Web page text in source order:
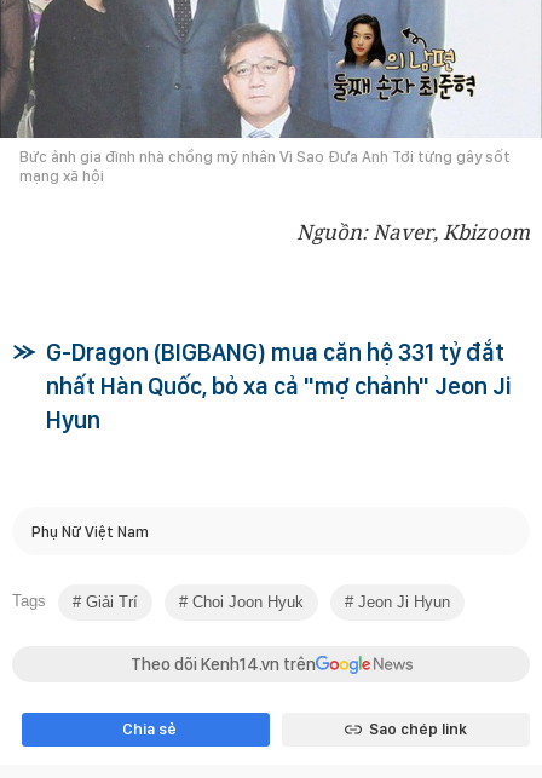
Bức ảnh gia đình nhà chồng mỹ nhân Vì Sao Đưa Anh Tới từng gây sốt
mạng xã hội
Nguồn: Naver, Kbizoom
G-Dragon (BIGBANG) mua căn hộ 331 tỷ đắt
nhất Hàn Quốc, bỏ xa cả "mợ chảnh" Jeon Ji
Hyun
Phụ Nữ Việt Nam
Tags Giải Trí Choi Joon Hyuk Jeon Ji Hyun
Theo dõi Kenh14.vn trên
Chia sẻ Sao chép link